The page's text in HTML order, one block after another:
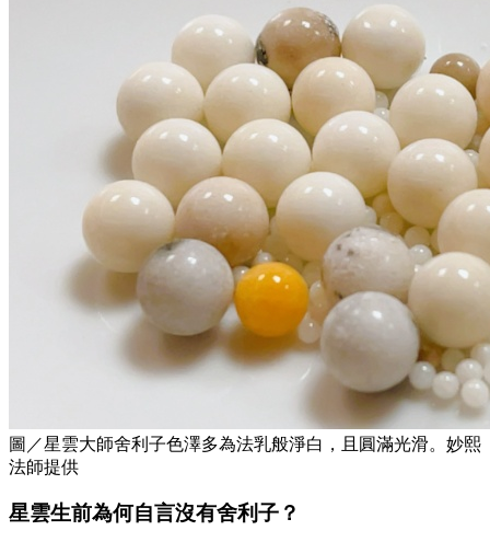
圖／星雲大師舍利子色澤多為法乳般淨白，且圓滿光滑。妙熙
法師提供
星雲生前為何自言沒有舍利子？